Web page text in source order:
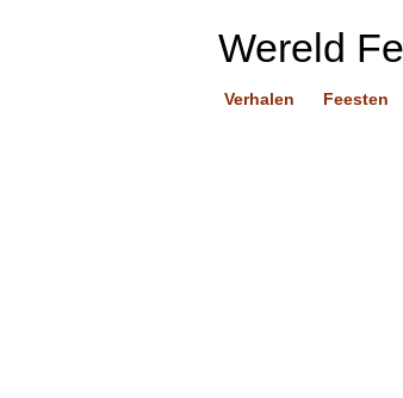
Wereld
Verhalen Feesten